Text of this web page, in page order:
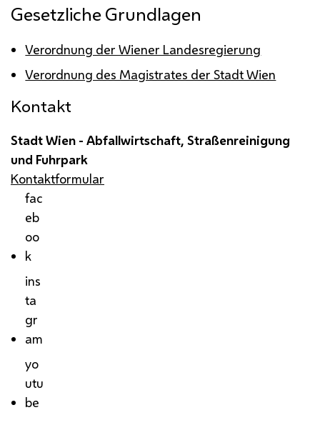
Gesetzliche Grundlagen
Verordnung der Wiener Landesregierung
Verordnung des Magistrates der Stadt Wien
Kontakt
Stadt Wien - Abfallwirtschaft, Straßenreinigung
und Fuhrpark
Kontaktformular
fac
eb
oo
k
ins
ta
gr
am
yo
utu
be